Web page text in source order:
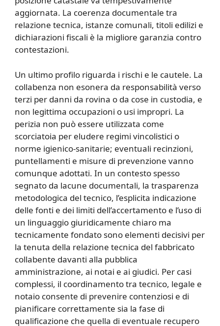
aggiornata. La coerenza documentale tra
relazione tecnica, istanze comunali, titoli edilizi e
dichiarazioni fiscali è la migliore garanzia contro
contestazioni.
Un ultimo profilo riguarda i rischi e le cautele. La
collabenza non esonera da responsabilità verso
terzi per danni da rovina o da cose in custodia, e
non legittima occupazioni o usi impropri. La
perizia non può essere utilizzata come
scorciatoia per eludere regimi vincolistici o
norme igienico-sanitarie; eventuali recinzioni,
puntellamenti e misure di prevenzione vanno
comunque adottati. In un contesto spesso
segnato da lacune documentali, la trasparenza
metodologica del tecnico, l’esplicita indicazione
delle fonti e dei limiti dell’accertamento e l’uso di
un linguaggio giuridicamente chiaro ma
tecnicamente fondato sono elementi decisivi per
la tenuta della relazione tecnica del fabbricato
collabente davanti alla pubblica
amministrazione, ai notai e ai giudici. Per casi
complessi, il coordinamento tra tecnico, legale e
notaio consente di prevenire contenziosi e di
pianificare correttamente sia la fase di
qualificazione che quella di eventuale recupero